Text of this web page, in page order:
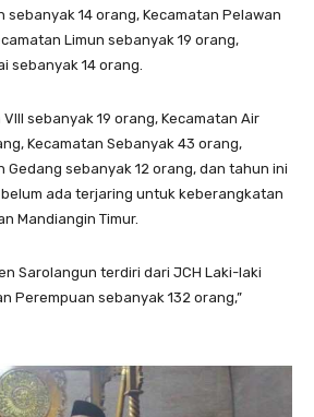
sebanyak 14 orang, Kecamatan Pelawan
Limun sebanyak 19 orang,
sebanyak 14 orang.
sebanyak 19 orang, Kecamatan Air
Kecamatan Sebanyak 43 orang,
Gedang sebanyak 12 orang, dan tahun ini
ada terjaring untuk keberangkatan
Mandiangin Timur.
Sarolangun terdiri dari JCH Laki-laki
Perempuan sebanyak 132 orang,”